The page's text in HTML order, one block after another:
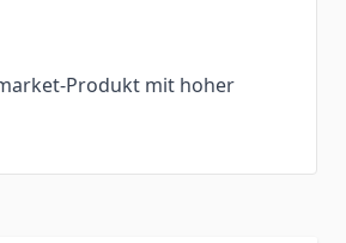
Produkt mit hoher